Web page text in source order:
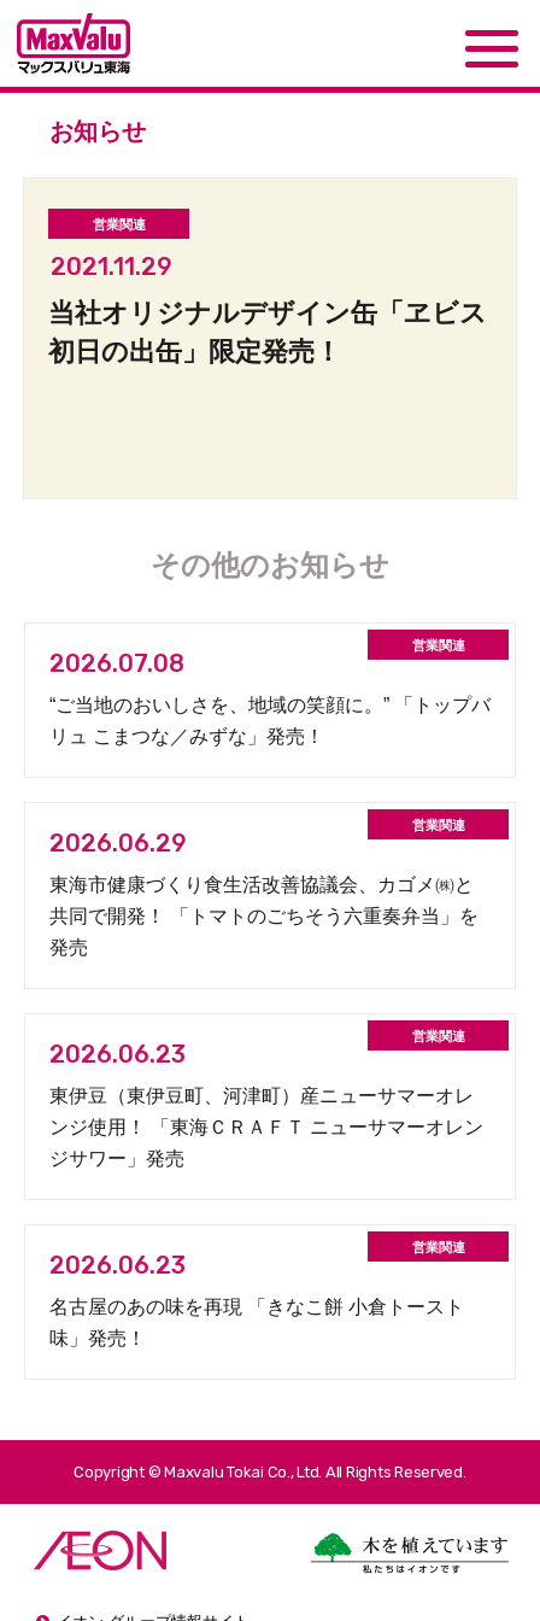
お知らせ
2021.11.29
当社オリジナルデザイン缶「ヱビス
初日の出缶」限定発売！
その他のお知らせ
2026.07.08
“ご当地のおいしさを、地域の笑顔に。” 「トップバ
リュ こまつな／みずな」発売！
2026.06.29
東海市健康づくり食生活改善協議会、カゴメ㈱と
共同で開発！ 「トマトのごちそう六重奏弁当」を
発売
2026.06.23
東伊豆（東伊豆町、河津町）産ニューサマーオレ
ンジ使用！ 「東海ＣＲＡＦＴ ニューサマーオレン
ジサワー」発売
2026.06.23
名古屋のあの味を再現 「きなこ餅 小倉トースト
味」発売！
Copyright © Maxvalu Tokai Co., Ltd. All Rights Reserved.